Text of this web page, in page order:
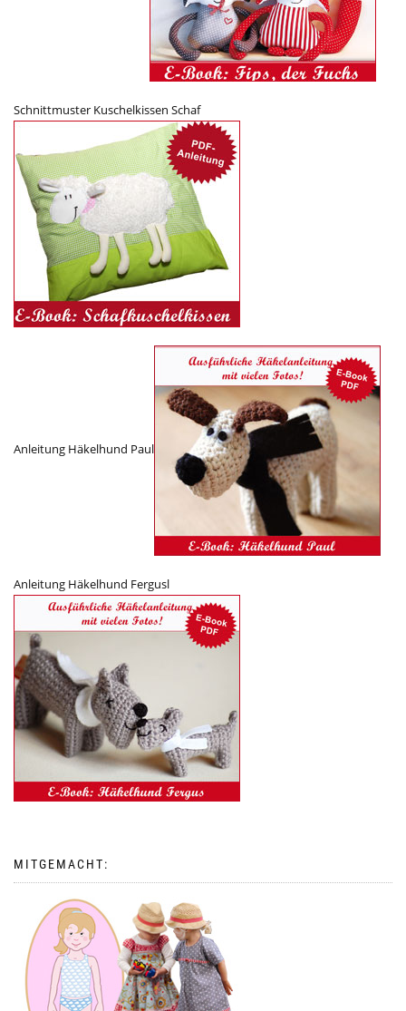
Schnittmuster Kuschelkissen Schaf
Anleitung Häkelhund Paul
Anleitung Häkelhund Fergusl
MITGEMACHT: